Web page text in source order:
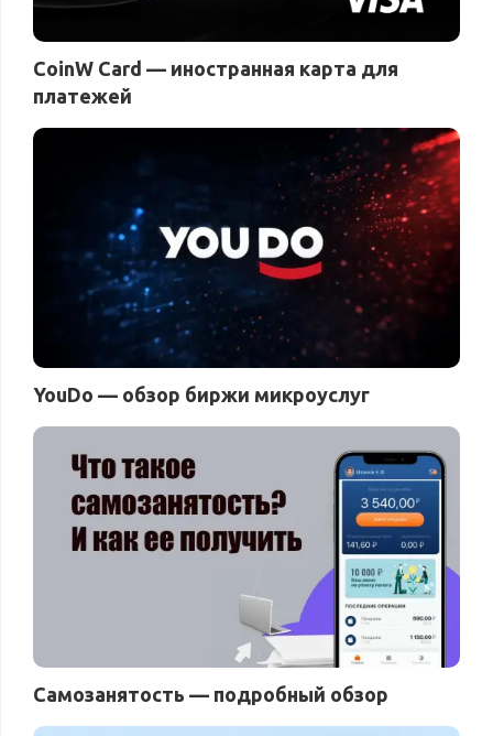
CoinW Card — иностранная карта для
платежей
YouDo — обзор биржи микроуслуг
Самозанятость — подробный обзор